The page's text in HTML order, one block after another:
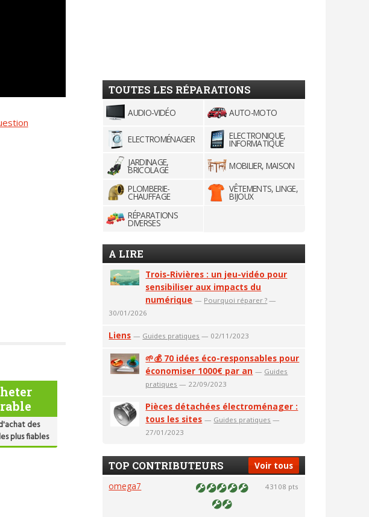
des
plus fiables
TOUTES LES RÉPARATIONS
AUDIO-VIDÉO AUTO-MOTO
ELECTROMÉNAGER ELECTRONIQUE,
INFORMATIQUE
JARDINAGE,
BRICOLAGE
MOBILIER, MAISON
PLOMBERIE-
CHAUFFAGE
VÊTEMENTS, LINGE,
BIJOUX
RÉPARATIONS
DIVERSES
A LIRE
Trois-Rivières : un jeu-vidéo pour
sensibiliser aux impacts du
numérique — Pourquoi réparer ? —
30/01/2026
Liens — Guides pratiques — 02/11/2023
🌱💰 70 idées éco-responsables pour
économiser 1000€ par an — Guides
pratiques — 22/09/2023
Pièces détachées électroménager :
tous les sites — Guides pratiques —
27/01/2023
Voir tous
TOP CONTRIBUTEURS
omega7 43108 pts